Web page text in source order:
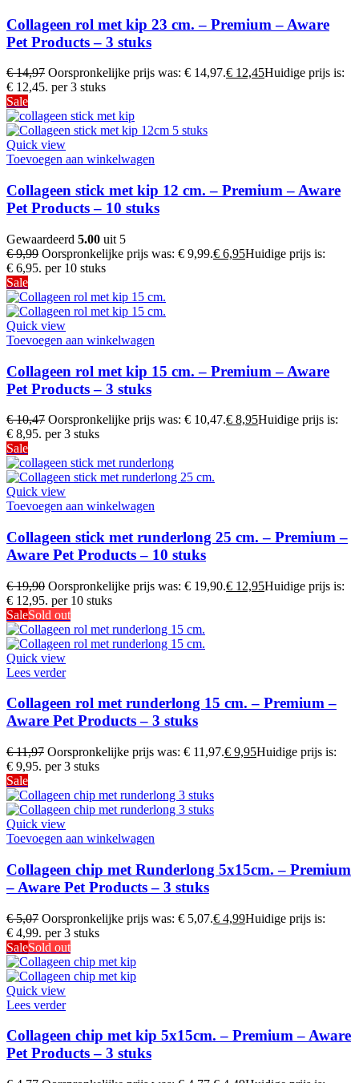
Collageen rol met kip 23 cm. – Premium – Aware
Pet Products – 3 stuks
€14,97 Oorspronkelijke prijs was: € 14,97.€ 12,45Huidige prijs is:
€ 12,45. per 3 stuks
Sale
Quick view
Toevoegen aan winkelwagen
Collageen stick met kip 12 cm. – Premium – Aware
Pet Products – 10 stuks
Gewaardeerd 5.00 uit 5
€9,99 Oorspronkelijke prijs was: € 9,99.€ 6,95Huidige prijs is:
€ 6,95. per 10 stuks
Sale
Quick view
Toevoegen aan winkelwagen
Collageen rol met kip 15 cm. – Premium – Aware
Pet Products – 3 stuks
€10,47 Oorspronkelijke prijs was: € 10,47.€ 8,95Huidige prijs is:
€ 8,95. per 3 stuks
Sale
Quick view
Toevoegen aan winkelwagen
Collageen stick met runderlong 25 cm. – Premium –
Aware Pet Products – 10 stuks
€19,90 Oorspronkelijke prijs was: € 19,90.€ 12,95Huidige prijs is:
€ 12,95. per 10 stuks
SaleSold out
Quick view
Lees verder
Collageen rol met runderlong 15 cm. – Premium –
Aware Pet Products – 3 stuks
€11,97 Oorspronkelijke prijs was: € 11,97.€ 9,95Huidige prijs is:
€ 9,95. per 3 stuks
Sale
Quick view
Toevoegen aan winkelwagen
Collageen chip met Runderlong 5x15cm. – Premium
– Aware Pet Products – 3 stuks
€5,07 Oorspronkelijke prijs was: € 5,07.€ 4,99Huidige prijs is:
€ 4,99. per 3 stuks
SaleSold out
Quick view
Lees verder
Collageen chip met kip 5x15cm. – Premium – Aware
Pet Products – 3 stuks